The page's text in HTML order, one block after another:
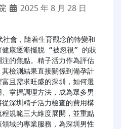
2025 年 8 月 28 日
社會，隨着生育觀念的轉變和
健康逐漸擺脱 “被忽視” 的狀
的焦點。精子活力作為評估
檢測結果直接關係到備孕計
且需求旺盛的深圳，如何選
掌握調理方法，成為眾多男
深圳精子活力檢查的費用構
規範三大維度展開，並重點
域的專業服務，為深圳男性